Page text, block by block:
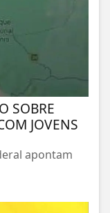
SOBRE
JOVENS
apontam